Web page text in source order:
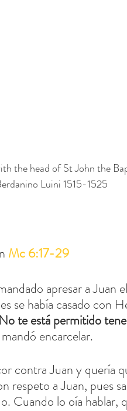
the head of St John the
Luini 1515-1525
Mc 6:17-29
apresar a Juan
se había casado con
te está permitido
encarcelar.
contra Juan y quería
respeto a Juan, pues
Cuando lo oía hablar,